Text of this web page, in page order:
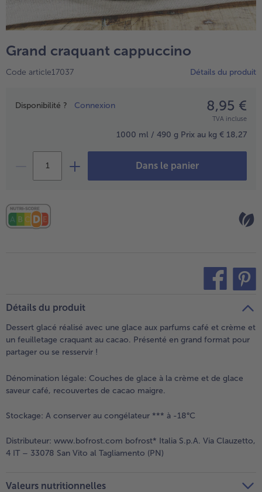
TousPlats cuisinés
Boulangerie & Pâtisserie
TousBoulangerie & Pâtisserie
TousEntrées, Apéritifs & Snacks
Produits non surgelés
TousProduits non surgelés
Grand craquant cappuccino
Code article17037 Détails du produit
Prix
Disponibilité ? Connexion 8,95 €
TVA incluse
1000 ml / 490 g Prix au kg € 18,27
Dans le panier
Détails du produit
Dessert glacé réalisé avec une glace aux parfums café et crème et
un feuilletage craquant au cacao. Présenté en grand format pour
partager ou se resservir !
Dénomination légale: Couches de glace à la crème et de glace
saveur café, recouvertes de cacao maigre.
Stockage: A conserver au congélateur *** à -18°C
Distributeur: www.bofrost.com bofrost* Italia S.p.A. Via Clauzetto,
4 IT – 33078 San Vito al Tagliamento (PN)
Valeurs nutritionnelles